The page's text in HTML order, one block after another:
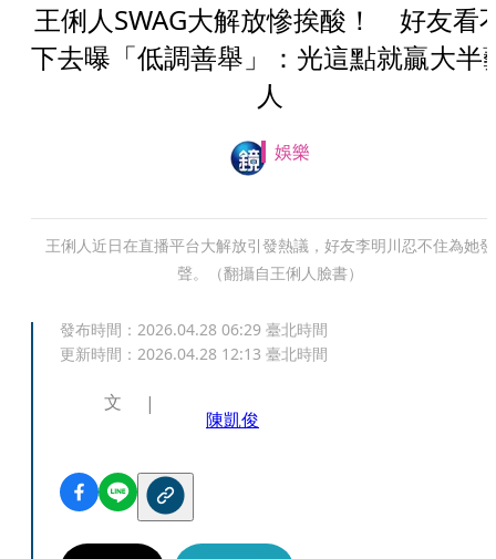
王俐人SWAG大解放慘挨酸！ 好友看
下去曝「低調善舉」：光這點就贏大半
人
娛樂
王俐人近日在直播平台大解放引發熱議，好友李明川忍不住為她發
聲。（翻攝自王俐人臉書）
發布時間： 2026.04.28 06:29 臺北時間
更新時間： 2026.04.28 12:13 臺北時間
文
陳凱俊